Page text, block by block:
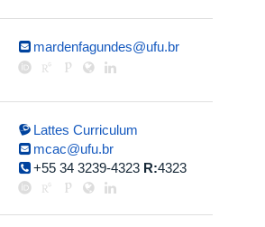
mardenfagundes@ufu.br
Lattes Curriculum
mcac@ufu.br
+55 34 3239-4323 R:4323